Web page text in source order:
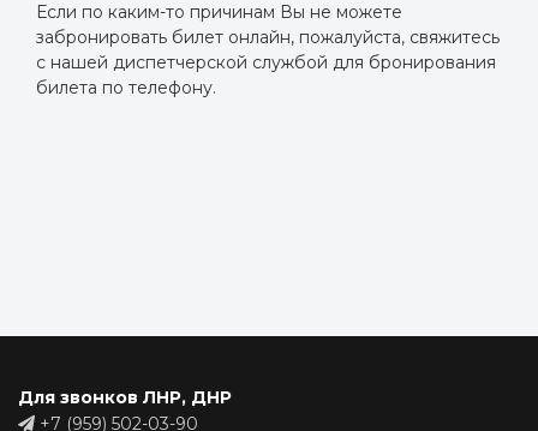
Если по каким-то причинам Вы не можете
забронировать билет онлайн, пожалуйста, свяжитесь
с нашей диспетчерской службой для бронирования
билета по телефону.
Для звонков ЛНР, ДНР
+7 (959) 502-03-90